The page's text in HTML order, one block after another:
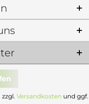
Versandkosten und ggf.